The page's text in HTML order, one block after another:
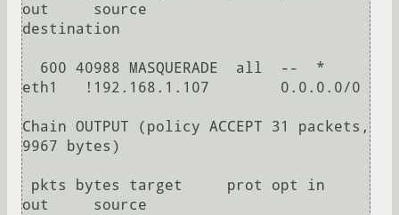
out     source
destination
eth1   !192.168.1.107        0.0.0.0/0
Chain OUTPUT (policy ACCEPT 31 packets,
9967 bytes)
out     source